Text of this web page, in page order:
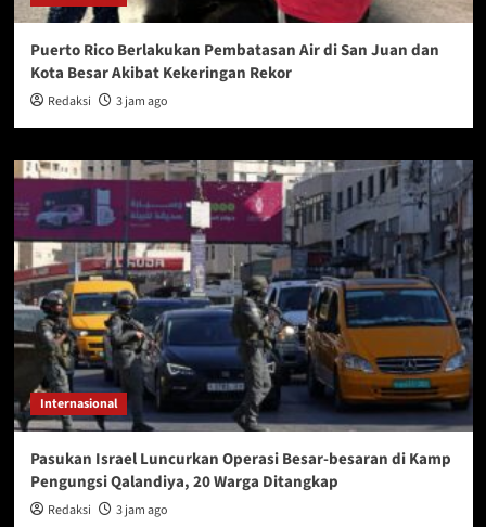
Puerto Rico Berlakukan Pembatasan Air di San Juan dan
Kota Besar Akibat Kekeringan Rekor
Redaksi 3 jam ago
Internasional
Pasukan Israel Luncurkan Operasi Besar-besaran di Kamp
Pengungsi Qalandiya, 20 Warga Ditangkap
Redaksi 3 jam ago